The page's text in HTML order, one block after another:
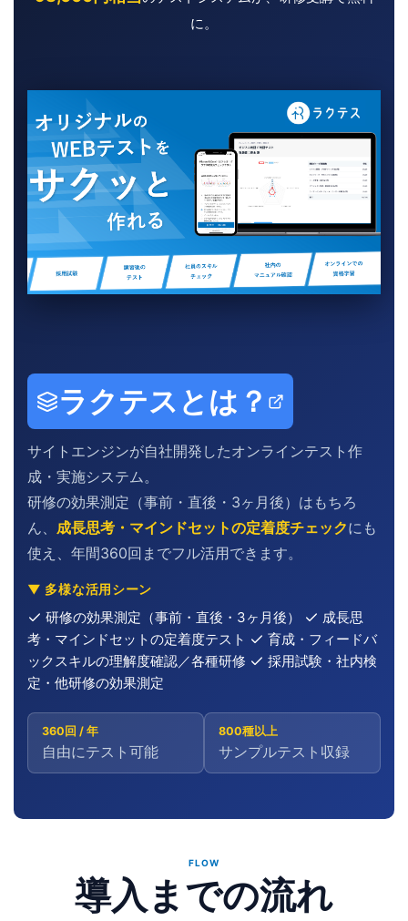
に。
ラクテスとは？
サイトエンジンが自社開発したオンラインテスト作
成・実施システム。
研修の効果測定（事前・直後・3ヶ月後）はもちろ
ん、 成長思考・マインドセットの定着度チェックにも
使え、年間360回までフル活用できます。
▼ 多様な活用シーン
研修の効果測定（事前・直後・3ヶ月後）
成長思
考・マインドセットの定着度テスト
育成・フィードバ
ックスキルの理解度確認／各種研修
採用試験・社内検
定・他研修の効果測定
360回 / 年
自由にテスト可能
800種以上
サンプルテスト収録
FLOW
導入までの流れ